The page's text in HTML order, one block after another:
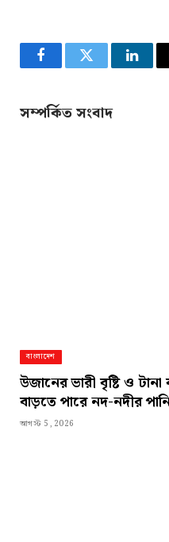
FacebookTwitter
সম্পর্কিত সংবাদ
বাংলাদেশ
উজানের ভারী বৃষ্টি ও
বাড়তে পারে নদ-নদীর
আগস্ট 5, 2026